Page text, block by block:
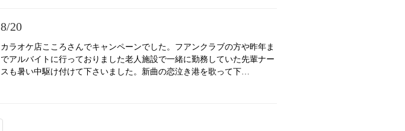
8/20
カラオケ店こころさんでキャンペーンでした。フアンクラブの方や昨年ま
でアルバイトに行っておりました老人施設で一緒に勤務していた先輩ナー
スも暑い中駆け付けて下さいました。新曲の恋泣き港を歌って下…